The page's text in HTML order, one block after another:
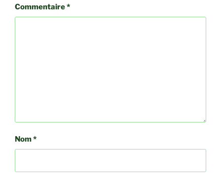
Commentaire*
Nom*